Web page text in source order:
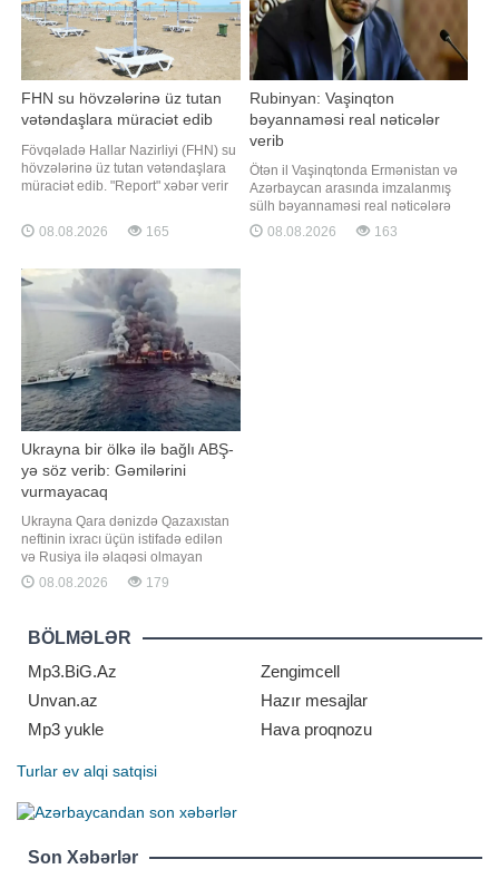
FHN su hövzələrinə üz tutan
vətəndaşlara müraciət edib
Fövqəladə Hallar Nazirliyi (FHN) su
hövzələrinə üz tutan vətəndaşlara
müraciət edib. "Report" xəbər verir
təhlükəsizlik qaydalarına əməl
etməyin vacibliyi xatırladılıb.
cümlədən Bakıda və Abşeron
yarımadasında qızmar isti hav
08.08.2026 165
Rubinyan: Vaşinqton
bəyannaməsi real nəticələr
verib
Ötən il Vaşinqtonda Ermənistan və
Azərbaycan arasında imzalanmış
sülh bəyannaməsi real nəticələrə
gətirib çıxarıb. "Report" xəbər verir
ki, bu barədə Ermənistan
08.08.2026 163
Ukrayna bir ölkə ilə bağlı ABŞ-
yə söz verib: Gəmilərini
vurmayacaq
Ukrayna Qara dənizdə Qazaxıstan
neftinin ixracı üçün istifadə edilən
və Rusiya ilə əlaqəsi olmayan
tankerlərə, həmçinin infrastruktura
zərbə endirməmək barədə öhdəlik
"Bloomberg" agentliyi amerikalı
rəsmiyə istinadən məlumat yayıb.
Mənbənin sözlərinə görə
08.08.2026 179
BÖLMƏLƏR
Mp3.BiG.Az
Zengimcell
Unvan.az
Hazır mesajlar
Mp3 yukle
Hava proqnozu
Turlar ev alqi satqisi
Son Xəbərlər